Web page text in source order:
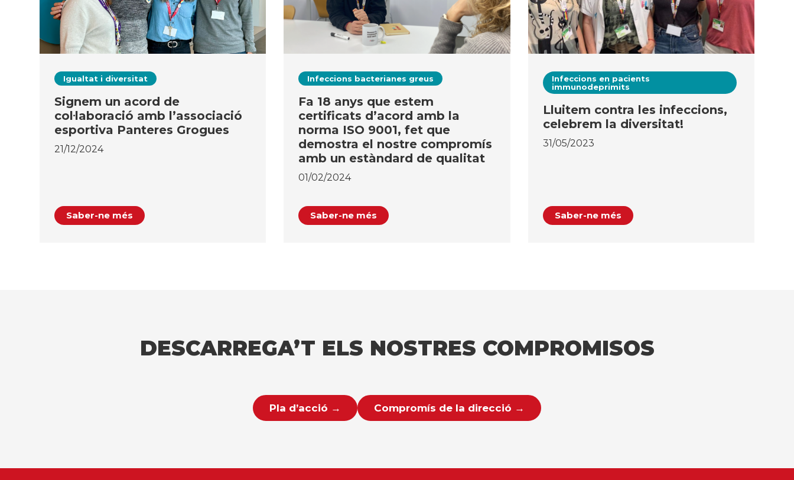
Igualtat i diversitat
Signem un acord de
col·laboració amb l’associació
esportiva Panteres Grogues
21/12/2024
Saber-ne més
Infeccions bacterianes greus
Fa 18 anys que estem
certificats d’acord amb la
norma ISO 9001, fet que
demostra el nostre compromís
amb un estàndard de qualitat
01/02/2024
Saber-ne més
Infeccions en pacients
immunodeprimits
Lluitem contra les infeccions,
celebrem la diversitat!
31/05/2023
Saber-ne més
DESCARREGA’T ELS NOSTRES COMPROMISOS
Pla d’acció → Compromís de la direcció →